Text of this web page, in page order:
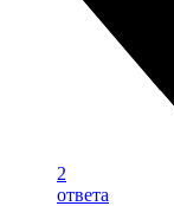
2
ответа